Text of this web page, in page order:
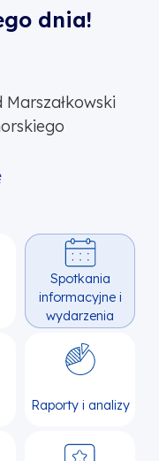
dnia!
Spotkania
informacyjne i
wydarzenia
Raporty i analizy